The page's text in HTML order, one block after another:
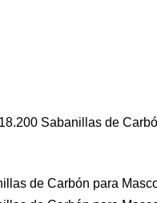
Sabanillas de